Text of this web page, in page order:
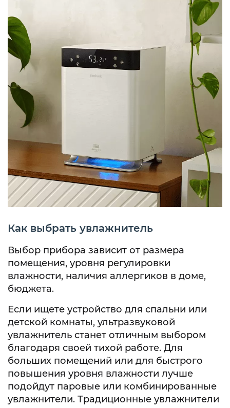
Как выбрать увлажнитель
Выбор прибора зависит от размера
помещения, уровня регулировки
влажности, наличия аллергиков в доме,
бюджета.
Если ищете устройство для спальни или
детской комнаты, ультразвуковой
увлажнитель станет отличным выбором
благодаря своей тихой работе. Для
больших помещений или для быстрого
повышения уровня влажности лучше
подойдут паровые или комбинированные
увлажнители. Традиционные увлажнители